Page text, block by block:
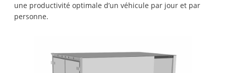
une productivité optimale d’un véhicule par jour et par
personne.